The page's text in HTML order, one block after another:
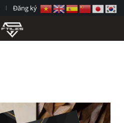
Đăng ký